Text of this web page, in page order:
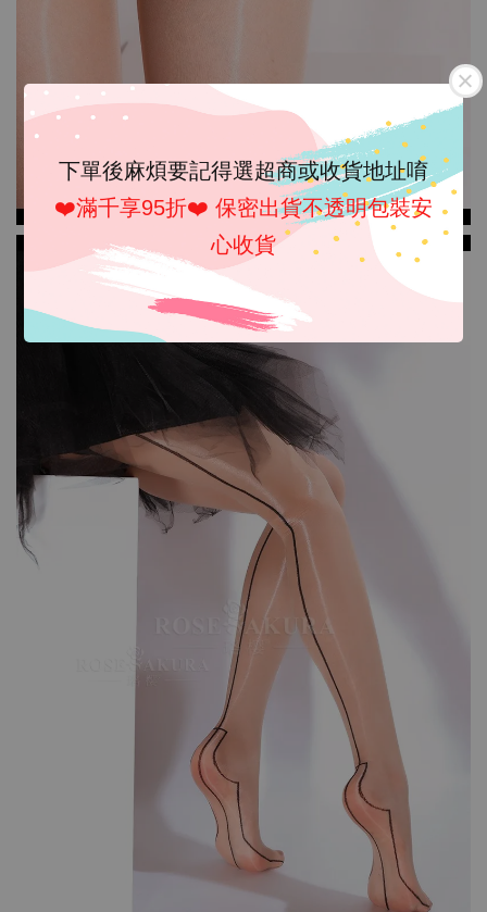
下單後麻煩要記得選超商或收貨地址唷
❤️滿千享95折❤️ 保密出貨不透明包裝安
心收貨